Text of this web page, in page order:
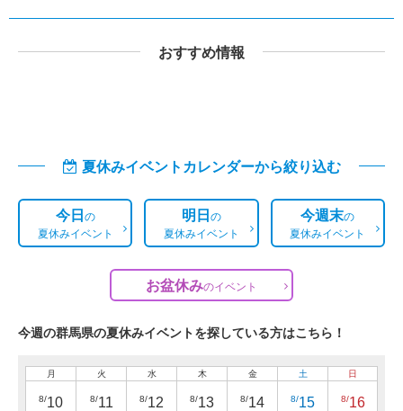
おすすめ情報
夏休みイベントカレンダーから絞り込む
今日の
夏休みイベント
明日の
夏休みイベント
今週末の
夏休みイベント
お盆休みのイベント
今週の群馬県の夏休みイベントを探している方はこちら！
月
8/10
火
8/11
水
8/12
木
8/13
金
8/14
土
8/15
日
8/16